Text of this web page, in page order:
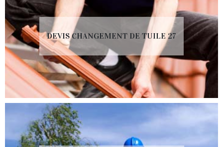
DEVIS CHANGEMENT DE TUILE 27